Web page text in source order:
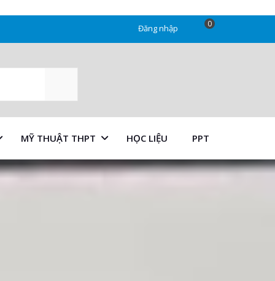
Đăng nhập 0
MỸ THUẬT THPT HỌC LIỆU PPT